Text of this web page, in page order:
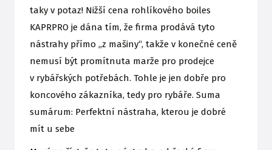
taky v potaz! Nižší cena rohlíkového boiles
KAPRPRO je dána tím, že firma prodává tyto
nástrahy přímo „z mašiny“, takže v konečné ceně
nemusí být promítnuta marže pro prodejce
v rybářských potřebách. Tohle je jen dobře pro
koncového zákazníka, tedy pro rybáře. Suma
sumárum: Perfektní nástraha, kterou je dobré
mít u sebe